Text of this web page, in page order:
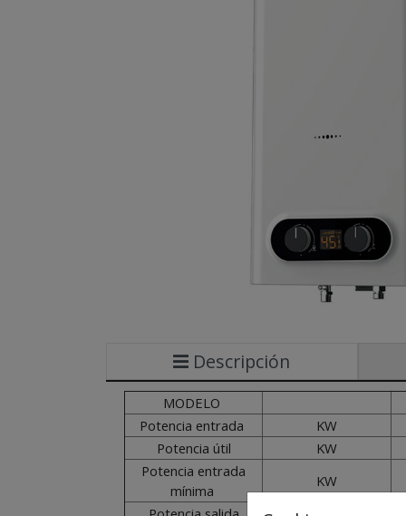
Descripción
MODELO
Potencia entrada
KW
Potencia útil
KW
Potencia entrada
mínima
KW